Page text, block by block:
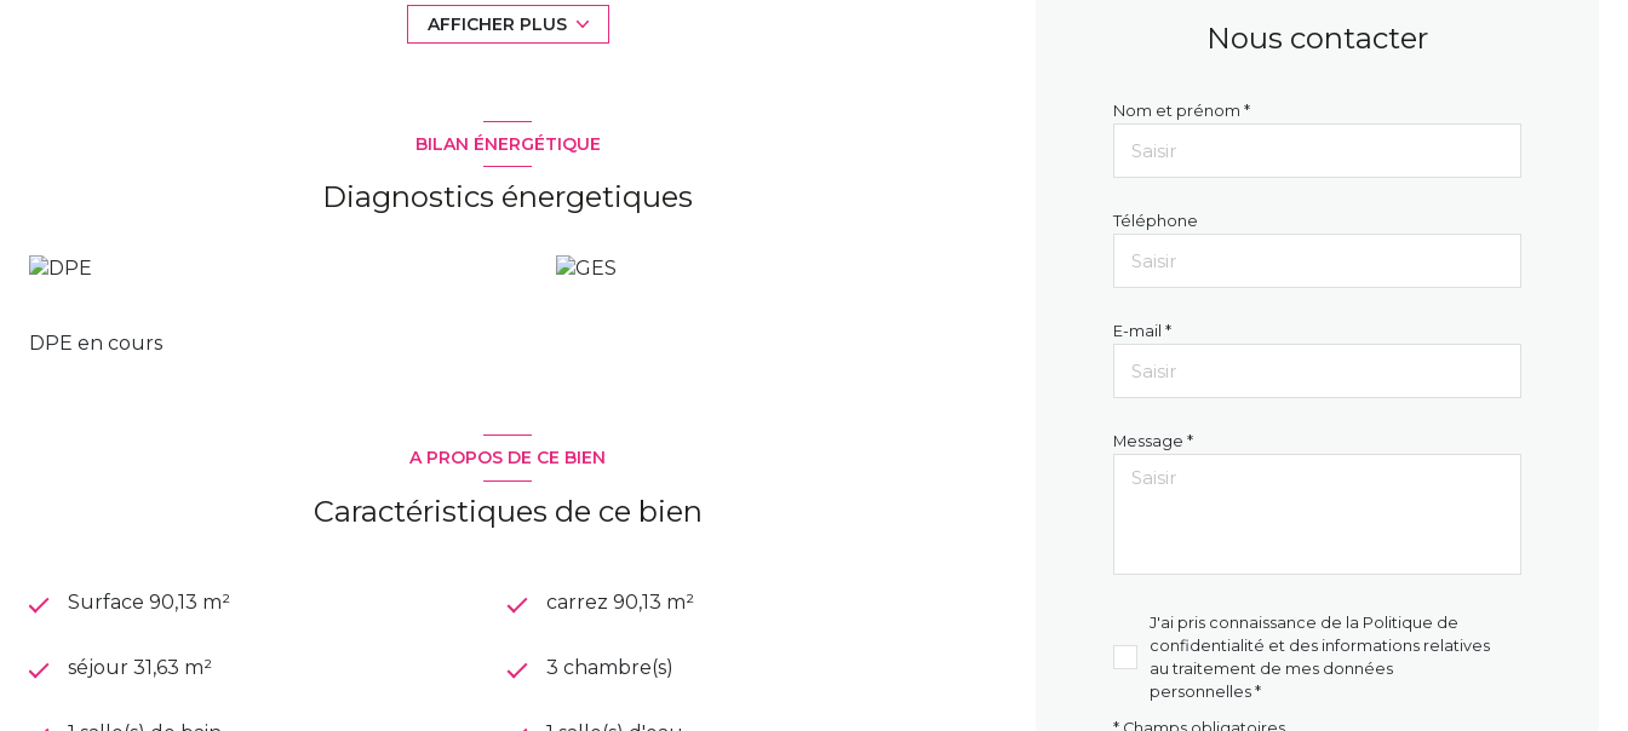
A l'étage : une chambre parentale avec salle d'eau ouverte et petite VUE MER
Maguy Immobilier vous propose également d'autres biens sur ST NAZAIRE, ruban bleu, centre-
ville, mairie, Sautron, Pertuishaud, Kerlédé, Porcé, Bouletterie, l'immaculée, Saint-Marc sur mer.
Les informations sur les risques auxquels ce bien est exposé sont disponibles sur le site Géorisques :
AFFICHER PLUS
BILAN ÉNERGÉTIQUE
Diagnostics énergetiques
DPE en cours
A PROPOS DE CE BIEN
Caractéristiques de ce bien
Surface 90,13 m² carrez 90,13 m²
séjour 31,63 m² 3 chambre(s)
Nous contacter
Nom et prénom *
Téléphone
E-mail *
Message *
J'ai pris connaissance de la Politique de
confidentialité et des informations relatives
au traitement de mes données
personnelles *